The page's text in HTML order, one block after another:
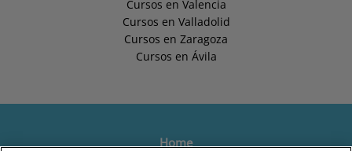
Cursos en Valencia
Cursos en Valladolid
Cursos en Zaragoza
Cursos en Ávila
Home